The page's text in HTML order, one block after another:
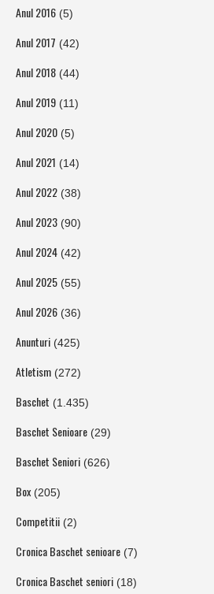
Anul 2016 (5)
Anul 2017 (42)
Anul 2018 (44)
Anul 2019 (11)
Anul 2020 (5)
Anul 2021 (14)
Anul 2022 (38)
Anul 2023 (90)
Anul 2024 (42)
Anul 2025 (55)
Anul 2026 (36)
Anunturi (425)
Atletism (272)
Baschet (1.435)
Baschet Senioare (29)
Baschet Seniori (626)
Box (205)
Competitii (2)
Cronica Baschet senioare (7)
Cronica Baschet seniori (18)